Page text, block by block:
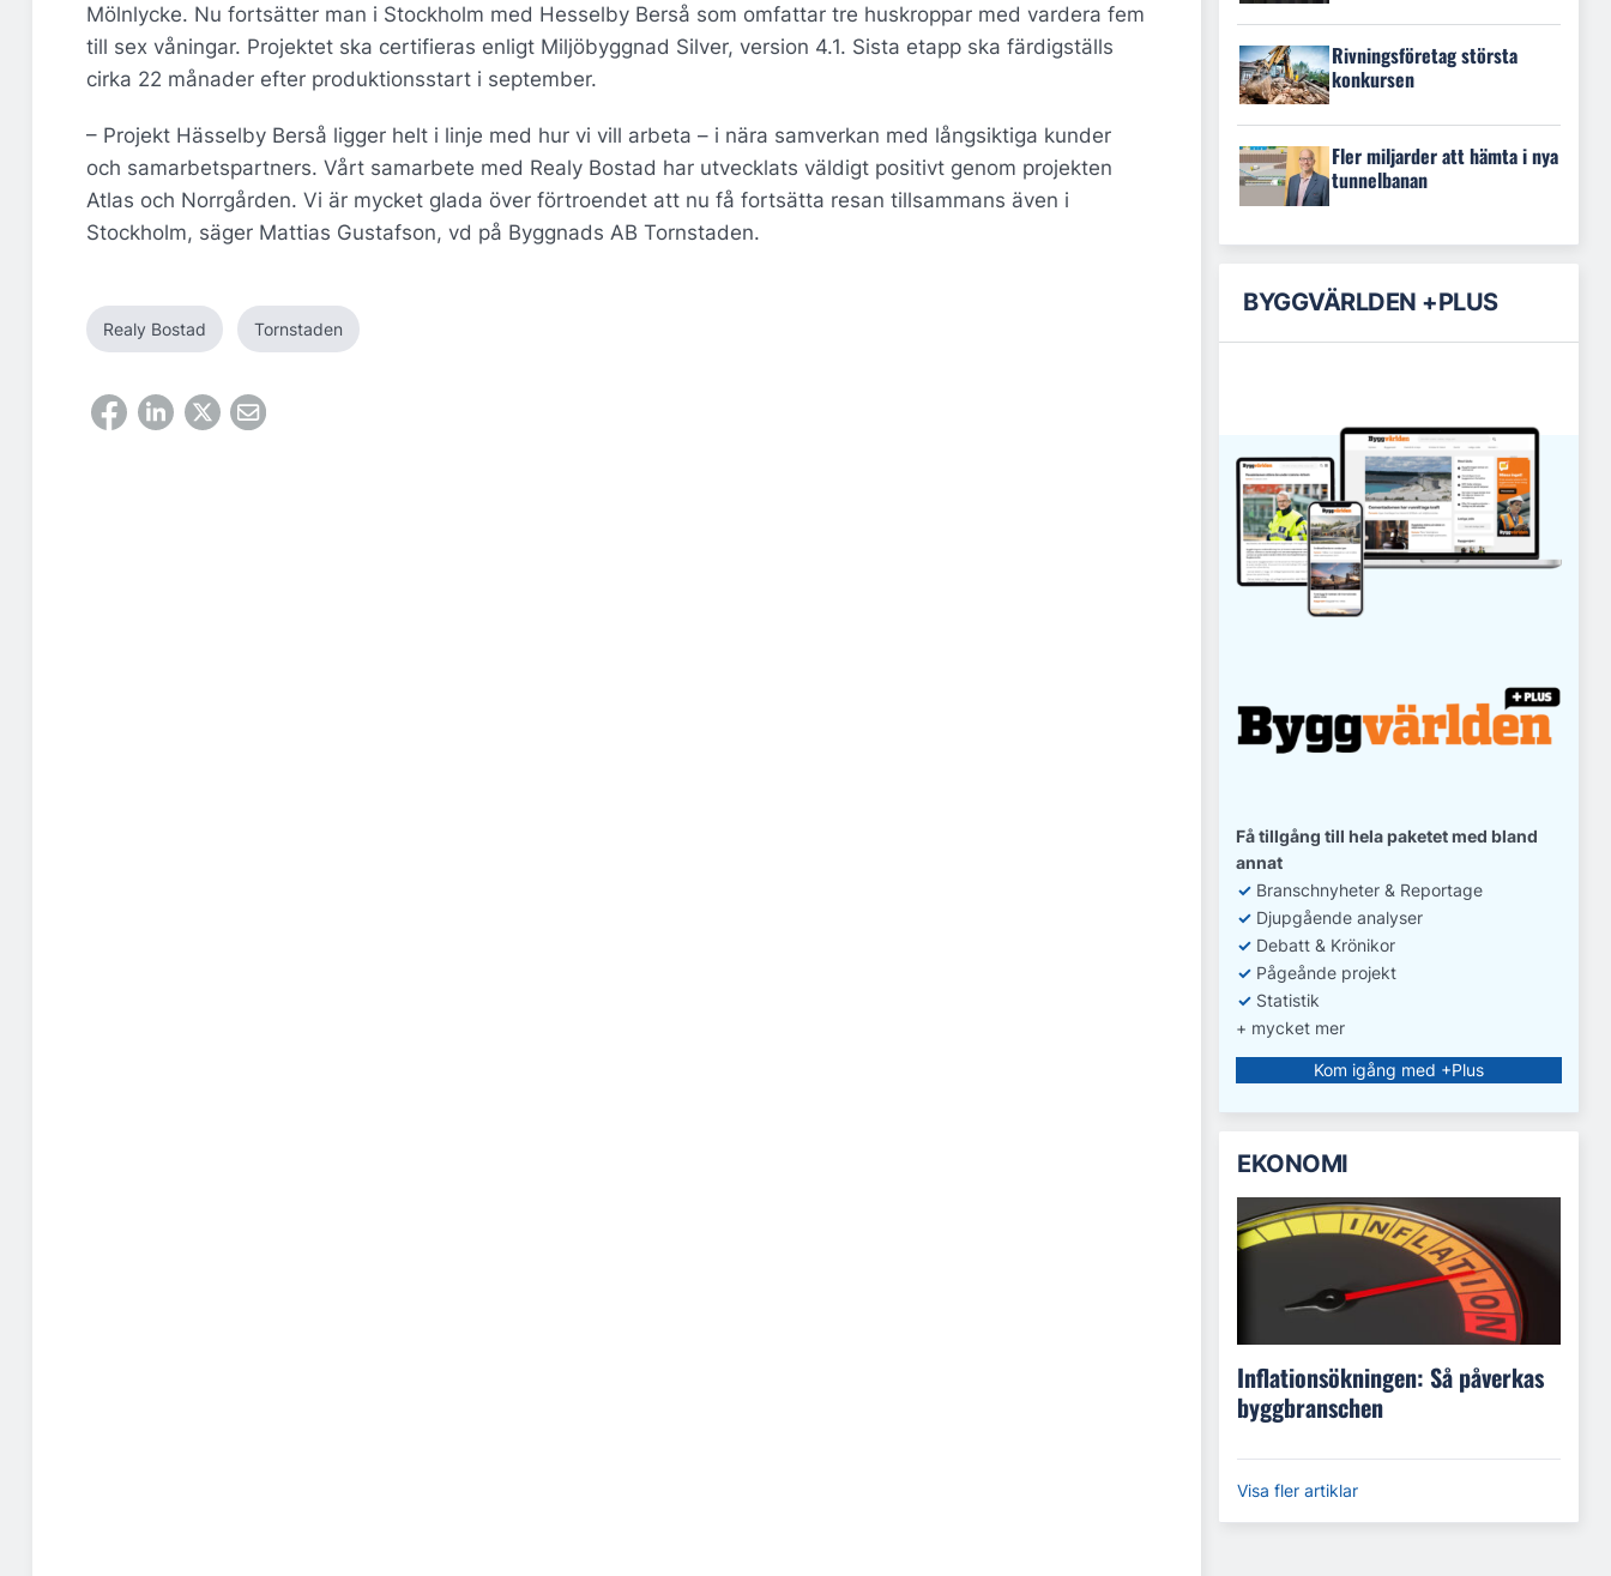
Mölnlycke. Nu fortsätter man i Stockholm med Hesselby Berså som omfattar tre huskroppar med vardera fem
till sex våningar. Projektet ska certifieras enligt Miljöbyggnad Silver, version 4.1. Sista etapp ska färdigställs
cirka 22 månader efter produktionsstart i september.
– Projekt Hässelby Berså ligger helt i linje med hur vi vill arbeta – i nära samverkan med långsiktiga kunder
och samarbetspartners. Vårt samarbete med Realy Bostad har utvecklats väldigt positivt genom projekten
Atlas och Norrgården. Vi är mycket glada över förtroendet att nu få fortsätta resan tillsammans även i
Stockholm, säger Mattias Gustafson, vd på Byggnads AB Tornstaden.
Realy Bostad Tornstaden
Rivningsföretag största
konkursen
Fler miljarder att hämta i nya
tunnelbanan
BYGGVÄRLDEN +PLUS
Få tillgång till hela paketet med bland
annat
✓ Branschnyheter & Reportage
✓ Djupgående analyser
✓ Debatt & Krönikor
✓ Pågeånde projekt
✓ Statistik
+ mycket mer
Kom igång med +Plus
EKONOMI
Inflationsökningen: Så påverkas
byggbranschen
Visa fler artiklar